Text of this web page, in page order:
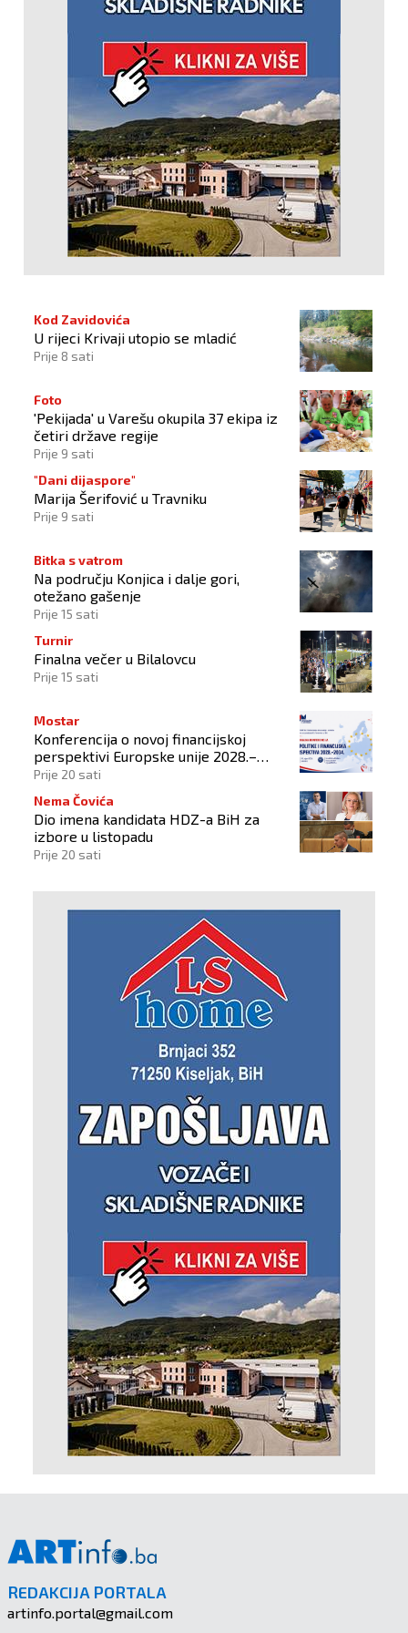
Kod Zavidovića
U rijeci Krivaji utopio se mladić
Prije 8 sati
Foto
'Pekijada' u Varešu okupila 37 ekipa iz
četiri države regije
Prije 9 sati
"Dani dijaspore"
Marija Šerifović u Travniku
Prije 9 sati
Bitka s vatrom
Na području Konjica i dalje gori,
otežano gašenje
Prije 15 sati
Turnir
Finalna večer u Bilalovcu
Prije 15 sati
Mostar
Konferencija o novoj financijskoj
perspektivi Europske unije 2028.–
2034.
Prije 20 sati
Nema Čovića
Dio imena kandidata HDZ-a BiH za
izbore u listopadu
Prije 20 sati
REDAKCIJA PORTALA
artinfo.portal@gmail.com